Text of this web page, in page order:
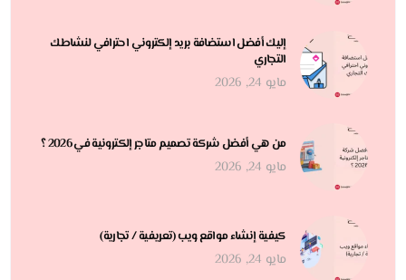
إليك أفضل استضافة بريد إلكتروني احترافي لنشاطك
التجاري
مايو 24, 2026
من هي أفضل شركة تصميم متاجر إلكترونية في 2026 ؟
مايو 24, 2026
كيفية إنشاء مواقع ويب (تعريفية / تجارية)
مايو 24, 2026